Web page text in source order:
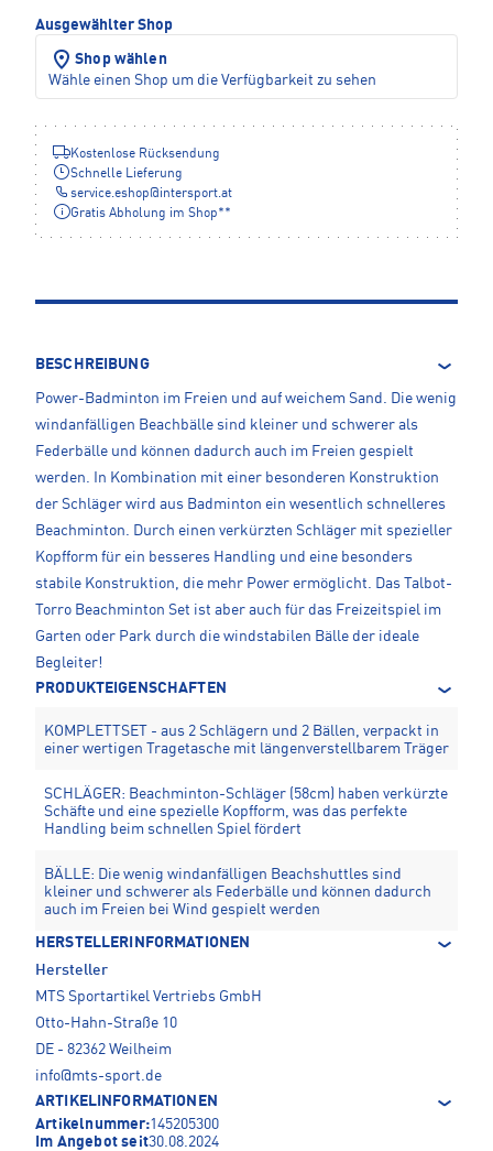
Ausgewählter Shop
Shop wählen
Wähle einen Shop um die Verfügbarkeit zu sehen
Kostenlose Rücksendung
Schnelle Lieferung
service.eshop@intersport.at
Gratis Abholung im Shop**
BESCHREIBUNG
Power-Badminton im Freien und auf weichem Sand. Die wenig
windanfälligen Beachbälle sind kleiner und schwerer als
Federbälle und können dadurch auch im Freien gespielt
werden. In Kombination mit einer besonderen Konstruktion
der Schläger wird aus Badminton ein wesentlich schnelleres
Beachminton. Durch einen verkürzten Schläger mit spezieller
Kopfform für ein besseres Handling und eine besonders
stabile Konstruktion, die mehr Power ermöglicht. Das Talbot-
Torro Beachminton Set ist aber auch für das Freizeitspiel im
Garten oder Park durch die windstabilen Bälle der ideale
Begleiter!
PRODUKTEIGENSCHAFTEN
KOMPLETTSET - aus 2 Schlägern und 2 Bällen, verpackt in
einer wertigen Tragetasche mit längenverstellbarem Träger
SCHLÄGER: Beachminton-Schläger (58cm) haben verkürzte
Schäfte und eine spezielle Kopfform, was das perfekte
Handling beim schnellen Spiel fördert
BÄLLE: Die wenig windanfälligen Beachshuttles sind
kleiner und schwerer als Federbälle und können dadurch
auch im Freien bei Wind gespielt werden
HERSTELLERINFORMATIONEN
Hersteller
MTS Sportartikel Vertriebs GmbH
Otto-Hahn-Straße 10
DE - 82362 Weilheim
info@mts-sport.de
ARTIKELINFORMATIONEN
Artikelnummer:145205300
Im Angebot seit30.08.2024